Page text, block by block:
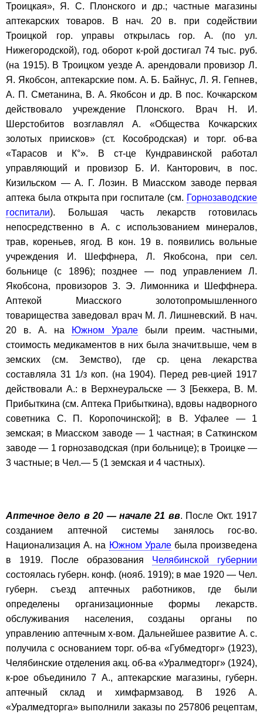
Троицкая», Я. С. Плонского и др.; частные магазины
аптекарских товаров. В нач. 20 в. при содействии
Троицкой гор. управы открылась гор. А. (по ул.
Нижегородской), год. оборот к-рой достигал 74 тыс. руб.
(на 1915). В Троицком уезде А. арендовали провизор Л.
Я. Якобсон, аптекарские пом. А. Б. Байнус, Л. Я. Гепнев,
А. П. Сметанина, В. А. Якобсон и др. В пос. Кочкарском
действовало учреждение Плонского. Врач Н. И.
Шерстобитов возглавлял А. «Общества Кочкарских
золотых приисков» (ст. Кособродская) и торг. об-ва
«Тарасов и К°». В ст-це Кундравинской работал
управляющий и провизор Б. И. Канторович, в пос.
Кизильском — А. Г. Лозин. В Миасском заводе первая
аптека была открыта при госпитале (см. Горнозаводские
госпитали). Большая часть лекарств готовилась
непосредственно в А. с использованием минералов,
трав, кореньев, ягод. В кон. 19 в. появились вольные
учреждения И. Шеффнера, Л. Якобсона, при сел.
больнице (с 1896); позднее — под управлением Л.
Якобсона, провизоров З. Э. Лимонника и Шеффнера.
Аптекой Миасского золотопромышленного
товарищества заведовал врач М. Л. Лишневский. В нач.
20 в. А. на
Южном Урале были преим. частными,
стоимость медикаментов в них была значит.выше, чем в
земских (см. Земство), где ср. цена лекарства
составляла 31 1/з коп. (на 1904). Перед рев-цией 1917
действовали А.: в Верхнеуральске — 3 [Беккера, В. М.
Прибыткина (см. Аптека Прибыткина), вдовы надворного
советника С. П. Коропочинской]; в В. Уфалее — 1
земская; в Миасском заводе — 1 частная; в Саткинском
заводе — 1 горнозаводская (при больнице); в Троицке —
3 частные; в Чел.— 5 (1 земская и 4 частных).
Аптечное дело в 20 — начале 21 вв. После Окт. 1917
созданием аптечной системы занялось гос-во.
Национализация А. на Южном Уралебыла произведена
в 1919. После образования Челябинской губернии
состоялась губерн. конф. (нояб. 1919); в мае 1920 — Чел.
губерн. съезд аптечных работников, где были
определены организационные формы лекарств.
обслуживания населения, созданы органы по
управлению аптечным х-вом. Дальнейшее развитие А. с.
получила с основанием торг. об-ва «Губмедторг» (1923),
Челябинские отделения акц. об-ва «Уралмедторг» (1924),
к-рое объединило 7 А., аптекарские магазины, губерн.
аптечный склад и химфармзавод. В 1926 А.
«Уралмедторга» выполнили заказы по 257806 рецептам,